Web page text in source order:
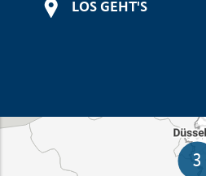
LOS GEHT'S